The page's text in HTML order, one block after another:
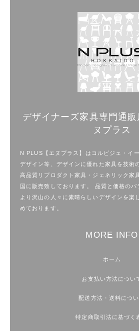
デザイナーズ家具専門通
ヌプラス
N PLUS【エヌプラス】はコルビジェ・イ
デザイン等、デザインに優れた家具を技術
高品質リプロダクト家具・ジェネリック家
国に販売致しております。 品質と価格のバ
より沢山の人々に素晴らしいデザインを楽
めております。
MORE INFO
ホーム
お支払い方法につい
配送方法・送料につ
特定商取引法に基づく